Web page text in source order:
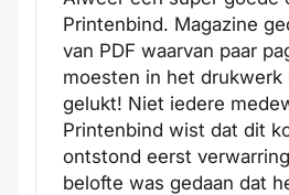
Printenbind. Magazine
van PDF waarvan paar
moesten in het drukwerk
gelukt! Niet iedere
Printenbind wist dat dit
ontstond eerst
belofte was gedaan dat